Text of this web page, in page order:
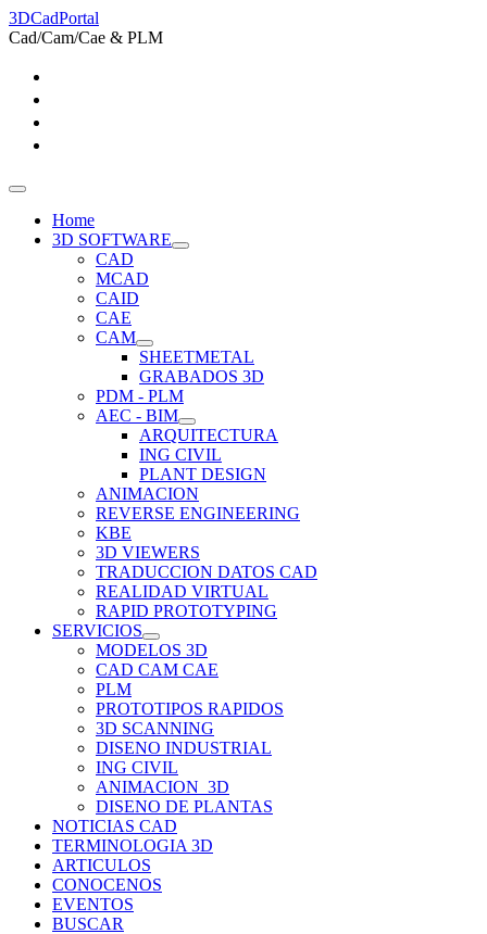
3DCadPortal
Cad/Cam/Cae & PLM
Home
3D SOFTWARE
CAD
MCAD
CAID
CAE
CAM
SHEETMETAL
GRABADOS 3D
PDM - PLM
AEC - BIM
ARQUITECTURA
ING CIVIL
PLANT DESIGN
ANIMACION
REVERSE ENGINEERING
KBE
3D VIEWERS
TRADUCCION DATOS CAD
REALIDAD VIRTUAL
RAPID PROTOTYPING
SERVICIOS
MODELOS 3D
CAD CAM CAE
PLM
PROTOTIPOS RAPIDOS
3D SCANNING
DISENO INDUSTRIAL
ING CIVIL
ANIMACION_3D
DISENO DE PLANTAS
NOTICIAS CAD
TERMINOLOGIA 3D
ARTICULOS
CONOCENOS
EVENTOS
BUSCAR